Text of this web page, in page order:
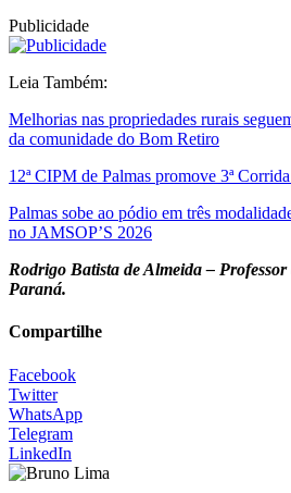
Publicidade
Leia Também:
Melhorias nas propriedades rurais
da comunidade do Bom Retiro
12ª CIPM de Palmas promove 3ª
Palmas sobe ao pódio em três
no JAMSOP’S 2026
Rodrigo Batista de Almeida –
Paraná.
Compartilhe
Facebook
Twitter
WhatsApp
Telegram
LinkedIn